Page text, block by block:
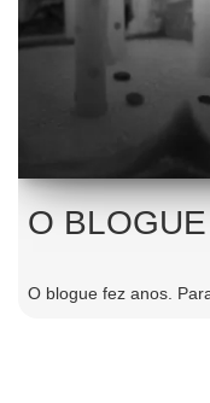
O
O blogue fez anos.